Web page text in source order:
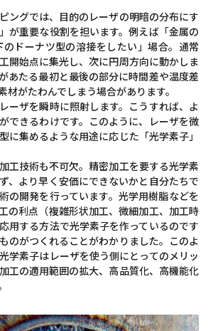
ングでは、目的のレーザの明暗の分布にす
が重要な役割を担います。例えば「金属の
ドーナツ型の溶接をしたい」場合。通常
開始点に集光し、次に円周方向に動かしま
あたる最初と最後の部分に時間差や温度差
材がたわんでしまう場合があります。
ーザを瞬時に照射します。こうすれば、よ
できるわけです。このように、レーザを微
に集めるような用途に応じた「光学素子」
工技術も不可欠。精密加工を要する光学素
、より早く安価にできないかと自分たちで
の開発を行っています。光学用樹脂などを
の利点（複雑形状加工、微細加工、加工時
用する方法で光学素子を作っているのです
のがつくれることがわかりました。このよ
学素子はレーザを使う側にとってのメリッ
工の適用範囲の拡大、高品質化、高機能化